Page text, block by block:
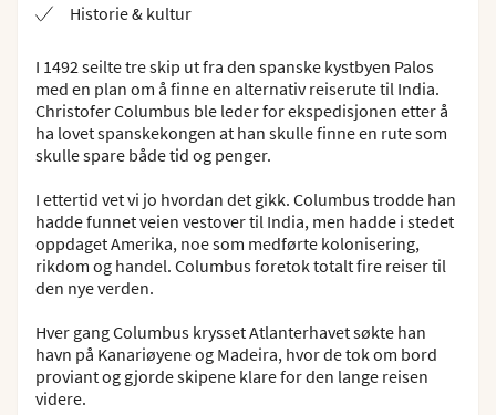
I 1492 seilte tre skip ut fra den spanske kystbyen Palos
med en plan om å finne en alternativ reiserute til India.
Christofer Columbus ble leder for ekspedisjonen etter å
ha lovet spanskekongen at han skulle finne en rute som
skulle spare både tid og penger.
I ettertid vet vi jo hvordan det gikk. Columbus trodde han
hadde funnet veien vestover til India, men hadde i stedet
oppdaget Amerika, noe som medførte kolonisering,
rikdom og handel. Columbus foretok totalt fire reiser til
den nye verden.
Hver gang Columbus krysset Atlanterhavet søkte han
havn på Kanariøyene og Madeira, hvor de tok om bord
proviant og gjorde skipene klare for den lange reisen
videre.
Historie & kultur